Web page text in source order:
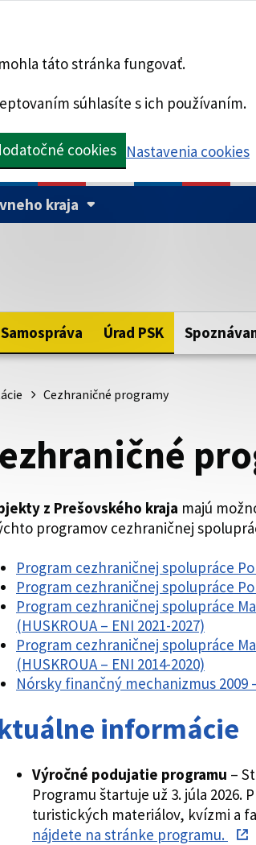
táto stránka fungovať.
súhlasíte s ich používaním.
cookies Nastavenia cookies
kraja
samosprávneho kraja.
Táto
https://
Samospráva Úrad PSK
Cezhraničné programy
z Prešovského kraja majú
programov cezhraničnej
Program cezhraničnej spolupráce
Program cezhraničnej spolupráce
Program cezhraničnej spolupráce
(HUSKROUA – ENI 2021-2027)
Program cezhraničnej spolupráce
(HUSKROUA – ENI 2014-2020)
Nórsky finančný mechanizmus 2009
informácie
Výročné podujatie programu –
Programu štartuje už 3. júla
turistických materiálov, kvízmi a
nájdete na stránke programu.